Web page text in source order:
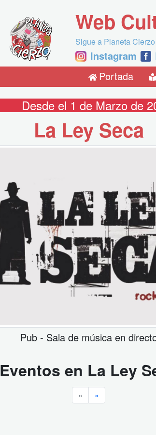
Web
Sigue a Planeta
Instagram
Portada
Desde el 1 de Marzo de
La Ley Seca
Pub - Sala de música en
Eventos en La Ley
« »